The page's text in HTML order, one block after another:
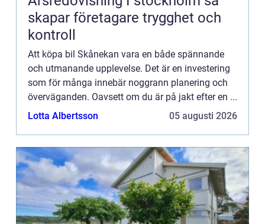
skapar företagare trygghet och
kontroll
Att köpa bil Skånekan vara en både spännande
och utmanande upplevelse. Det är en investering
som för många innebär noggrann planering och
överväganden. Oavsett om du är på jakt efter en ...
Lotta Albertsson
05 augusti 2026